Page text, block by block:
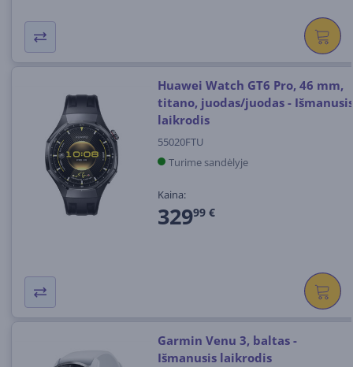
Huawei Watch GT6 Pro, 46 mm,
titano, juodas/juodas - Išmanusis
laikrodis
55020FTU
Turime sandėlyje
Kaina:
32999 €
Garmin Venu 3, baltas -
Išmanusis laikrodis